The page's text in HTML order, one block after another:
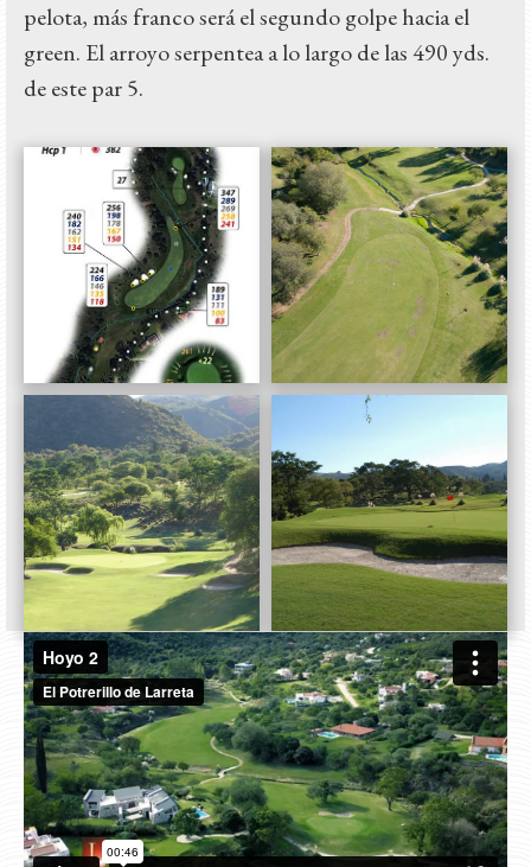
pelota, más franco será el segundo golpe hacia el
green. El arroyo serpentea a lo largo de las 490 yds.
de este par 5.